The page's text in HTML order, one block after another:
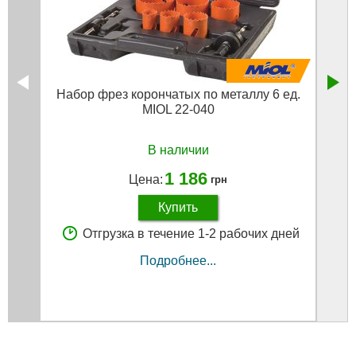
Набор фрез корончатых по металлу 6 ед.
MIOL 22-040
В наличии
Цена: 1 186 грн
Купить
Отгрузка в течение 1-2 рабочих дней
Подробнее...